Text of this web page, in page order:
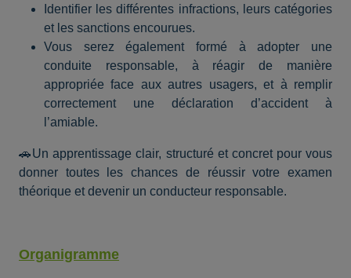
Identifier les différentes infractions, leurs catégories
et les sanctions encourues.
Vous serez également formé à adopter une
conduite responsable, à réagir de manière
appropriée face aux autres usagers, et à remplir
correctement une déclaration d’accident à
l’amiable.
🚗Un apprentissage clair, structuré et concret pour vous
donner toutes les chances de réussir votre examen
théorique et devenir un conducteur responsable.
Organigramme